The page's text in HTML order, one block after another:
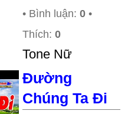
• Bình luận: 0 •
Thích: 0
Tone Nữ
Đường
Chúng Ta Đi